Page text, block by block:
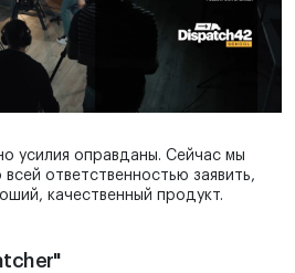
усилия оправданы. Сейчас мы
ответственностью заявить,
качественный продукт.